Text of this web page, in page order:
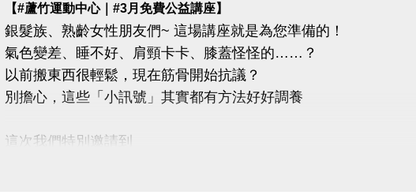
-FB : 桃園市蘆竹國民運動中心
-IG : @luzhusports
【#蘆竹運動中心｜#3月免費公益講座】
銀髮族、熟齡女性朋友們~ 這場講座就是為您準備的！
氣色變差、睡不好、肩頸卡卡、膝蓋怪怪的……？
以前搬東西很輕鬆，現在筋骨開始抗議？
別擔心，這些「小訊號」其實都有方法好好調養
這次我們特別邀請到